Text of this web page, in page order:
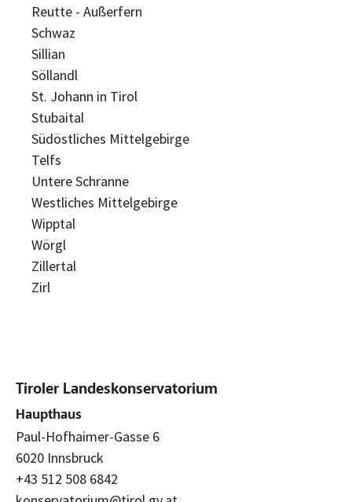
Reutte - Außerfern
Schwaz
Sillian
Söllandl
St. Johann in Tirol
Stubaital
Südöstliches Mittelgebirge
Telfs
Untere Schranne
Westliches Mittelgebirge
Wipptal
Wörgl
Zillertal
Zirl
Tiroler Landeskonservatorium
Haupthaus
Paul-Hofhaimer-Gasse 6
6020 Innsbruck
+43 512 508 6842